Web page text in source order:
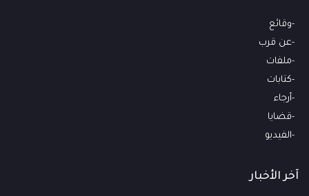
وقائع
عن قرب
ملفات
كتابات
أرجاء
قضايا
الفيديو
آخر الأخبار